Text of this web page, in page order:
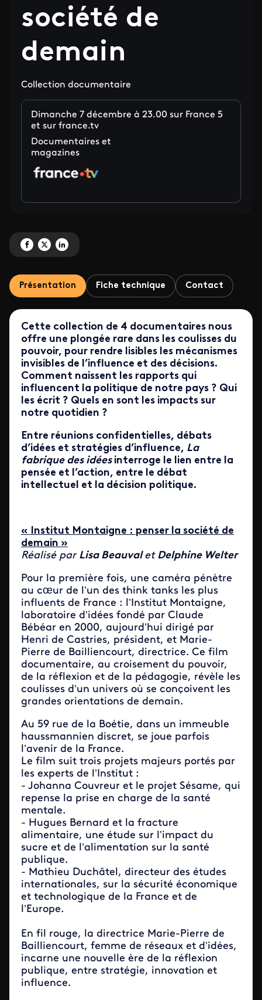
société de
demain
Collection documentaire
Dimanche 7 décembre à 23.00 sur France 5
et sur france.tv
Documentaires et
magazines
Partagez 'La fabrique des idées <br> Institut Montaigne : penser la société
Partagez 'La fabrique des idées <br> Institut Montaigne : penser la
Partagez 'La fabrique des idées <br> Institut Montaigne :
Présentation Fiche technique Contact
Cette collection de 4 documentaires nous
offre une plongée rare dans les coulisses du
pouvoir, pour rendre lisibles les mécanismes
invisibles de l’influence et des décisions.
Comment naissent les rapports qui
influencent la politique de notre pays ? Qui
les écrit ? Quels en sont les impacts sur
notre quotidien ?
Entre réunions confidentielles, débats
d’idées et stratégies d’influence, La
fabrique des idéesinterroge le lien entre la
pensée et l’action, entre le débat
intellectuel et la décision politique.
« Institut Montaigne : penser la société de
demain »
Réalisé par Lisa Beauvalet Delphine Welter
Pour la première fois, une caméra pénètre
au cœur de l’un des think tanks les plus
influents de France : l’Institut Montaigne,
laboratoire d’idées fondé par Claude
Bébéar en 2000, aujourd’hui dirigé par
Henri de Castries, président, et Marie-
Pierre de Bailliencourt, directrice. Ce film
documentaire, au croisement du pouvoir,
de la réflexion et de la pédagogie, révèle les
coulisses d’un univers où se conçoivent les
grandes orientations de demain.
Au 59 rue de la Boétie, dans un immeuble
haussmannien discret, se joue parfois
l’avenir de la France.
Le film suit trois projets majeurs portés par
les experts de l’Institut :
- Johanna Couvreur et le projet Sésame, qui
repense la prise en charge de la santé
mentale.
- Hugues Bernard et la fracture
alimentaire, une étude sur l’impact du
sucre et de l’alimentation sur la santé
publique.
- Mathieu Duchâtel, directeur des études
internationales, sur la sécurité économique
et technologique de la France et de
l’Europe.
En fil rouge, la directrice Marie-Pierre de
Bailliencourt, femme de réseaux et d’idées,
incarne une nouvelle ère de la réflexion
publique, entre stratégie, innovation et
influence.